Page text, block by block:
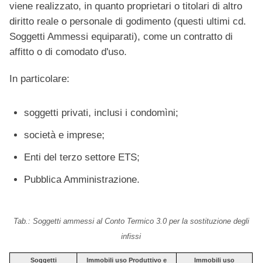
viene realizzato, in quanto proprietari o titolari di altro
diritto reale o personale di godimento (questi ultimi cd.
Soggetti Ammessi equiparati), come un contratto di
affitto o di comodato d'uso.
In particolare:
soggetti privati, inclusi i condomìni;
società e imprese;
Enti del terzo settore ETS;
Pubblica Amministrazione.
Tab.: Soggetti ammessi al Conto Termico 3.0 per la sostituzione degli
infissi
Soggetti Immobili uso Produttivo e Immobili uso